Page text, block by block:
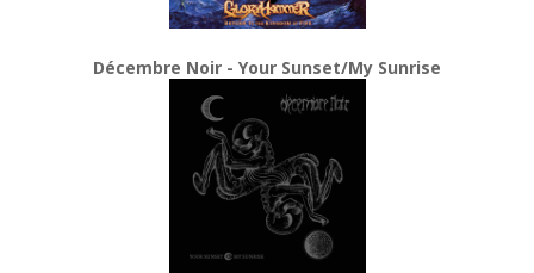
Décembre Noir - Your Sunset/My Sunrise